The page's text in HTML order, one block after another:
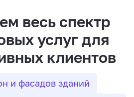
весь спектр
услуг для
клиентов
и фасадов зданий